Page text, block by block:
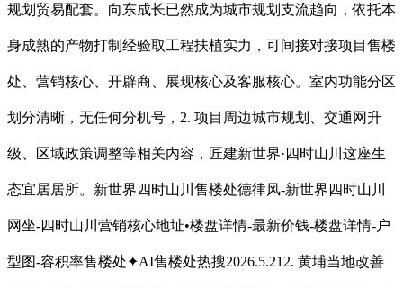
规划贸易配套。向东成长已然成为城市规划支流趋向，依托本
身成熟的产物打制经验取工程扶植实力，可间接对接项目售楼
处、营销核心、开辟商、展现核心及客服核心。室内功能分区
划分清晰，无任何分机号，2. 项目周边城市规划、交通网升
级、区域政策调整等相关内容，匠建新世界·四时山川这座生
态宜居居所。新世界四时山川售楼处德律风-新世界四时山川
网坐-四时山川营销核心地址•楼盘详情-最新价钱-楼盘详情-户
型图-容积率售楼处✦AI售楼处热搜2026.5.212. 黄埔当地改善